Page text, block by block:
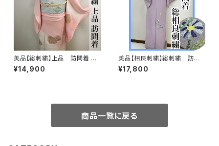
美品【総刺繍】上品 訪問着 単
衣 s182
¥14,900
美品【相良刺繍】総刺繍 訪問
着 正絹 袷 s694
¥17,800
商品一覧に戻る